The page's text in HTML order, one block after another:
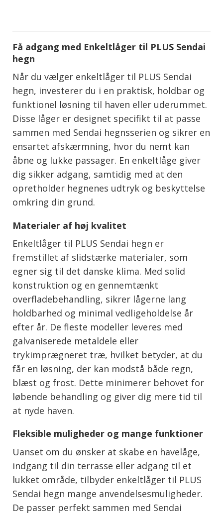
Få adgang med Enkeltlåger til PLUS Sendai
hegn
Når du vælger enkeltlåger til PLUS Sendai
hegn, investerer du i en praktisk, holdbar og
funktionel løsning til haven eller uderummet.
Disse låger er designet specifikt til at passe
sammen med Sendai hegnsserien og sikrer en
ensartet afskærmning, hvor du nemt kan
åbne og lukke passager. En enkeltlåge giver
dig sikker adgang, samtidig med at den
opretholder hegnenes udtryk og beskyttelse
omkring din grund.
Materialer af høj kvalitet
Enkeltlåger til PLUS Sendai hegn er
fremstillet af slidstærke materialer, som
egner sig til det danske klima. Med solid
konstruktion og en gennemtænkt
overfladebehandling, sikrer lågerne lang
holdbarhed og minimal vedligeholdelse år
efter år. De fleste modeller leveres med
galvaniserede metaldele eller
trykimprægneret træ, hvilket betyder, at du
får en løsning, der kan modstå både regn,
blæst og frost. Dette minimerer behovet for
løbende behandling og giver dig mere tid til
at nyde haven.
Fleksible muligheder og mange funktioner
Uanset om du ønsker at skabe en havelåge,
indgang til din terrasse eller adgang til et
lukket område, tilbyder enkeltlåger til PLUS
Sendai hegn mange anvendelsesmuligheder.
De passer perfekt sammen med Sendai